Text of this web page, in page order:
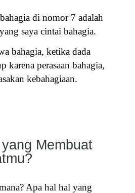
di nomor 7 adalah
saya cintai bahagia.
bahagia, ketika dada
karena perasaan bahagia,
kebahagiaan.
Membuat
Apa hal hal yang